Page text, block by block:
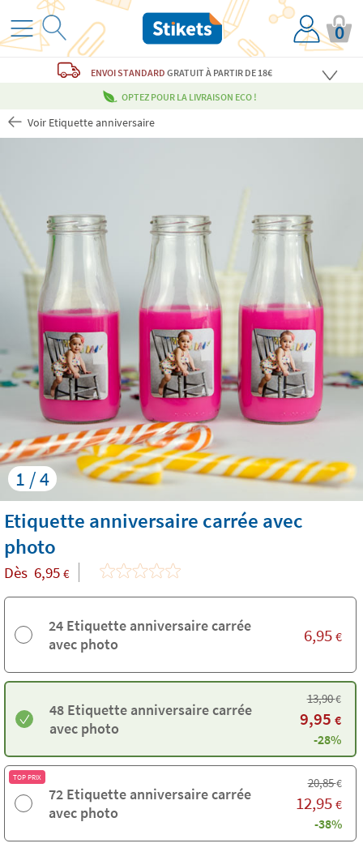
0
ENVOI STANDARDGRATUITÀ PARTIR DE 18€
OPTEZ POUR LA LIVRAISON ECO !
Voir Etiquette anniversaire
1 / 4
Etiquette anniversaire carrée avec
photo
Dès 6,95 €
24 Etiquette anniversaire carrée
avec photo
6,95 €
48 Etiquette anniversaire carrée
avec photo
13,90€
9,95 €
-28%
TOP PRIX
72 Etiquette anniversaire carrée
avec photo
20,85€
12,95 €
-38%